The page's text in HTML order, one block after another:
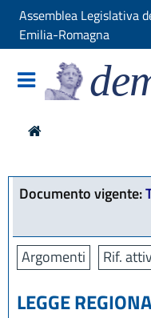
Assemblea Legislativa
Emilia-Romagna
Documento vigente:
Argomenti Rif.
LEGGE